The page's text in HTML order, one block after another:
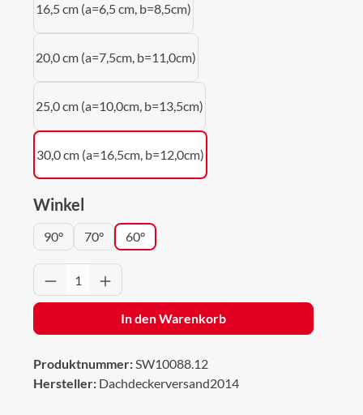
16,5 cm (a=6,5 cm, b=8,5cm)
20,0 cm (a=7,5cm, b=11,0cm)
25,0 cm (a=10,0cm, b=13,5cm)
30,0 cm (a=16,5cm, b=12,0cm)
Winkel
90° 70° 60°
Produkt Anzahl: Gib den gewünschten
In den Warenkorb
Produktnummer:SW10088.12
Hersteller: Dachdeckerversand2014